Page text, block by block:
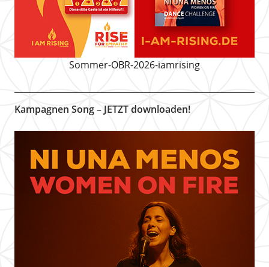
Sommer-OBR-2026-iamrising
Kampagnen Song – JETZT downloaden!